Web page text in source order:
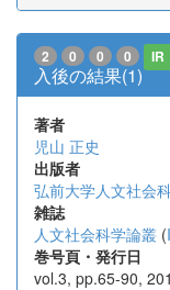
2 0 0 0 IR
入後の結果(1)
著者
児山 正史
出版者
弘前大学人文社会
雑誌
人文社会科学論叢 (
巻号頁・発行日
vol.3, pp.65-90,